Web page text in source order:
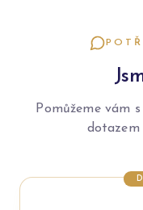
Pomůžeme vám
dotazem